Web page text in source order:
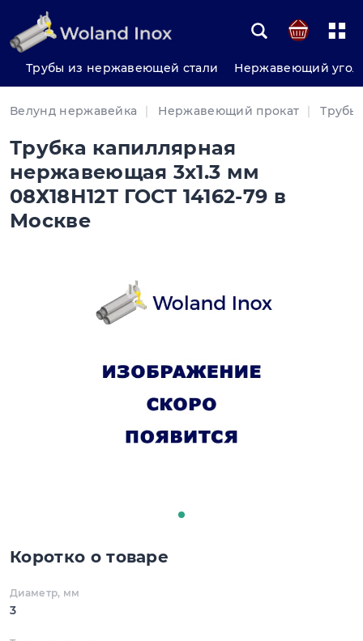
Трубы из нержавеющей стали Нержавеющий
Велунд нержавейка Нержавеющий прокат Трубы
Трубка капиллярная
нержавеющая 3х1.3 мм
08Х18Н12Т ГОСТ 14162-79 в
Москве
Коротко о товаре
Диаметр, мм
3